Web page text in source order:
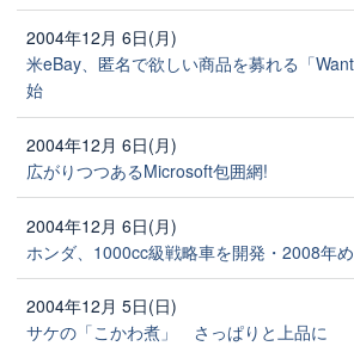
2004年12月 6日(月)
米eBay、匿名で欲しい商品を募れる「
始
2004年12月 6日(月)
広がりつつあるMicrosoft包囲網!
2004年12月 6日(月)
ホンダ、1000cc級戦略車を開発・2008年
2004年12月 5日(日)
サケの「こかわ煮」 さっぱりと上品に